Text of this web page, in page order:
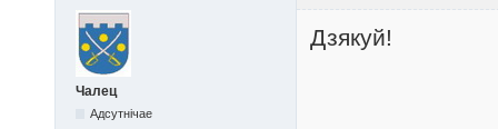
Чалец
Адсутнічае
Дзякуй!